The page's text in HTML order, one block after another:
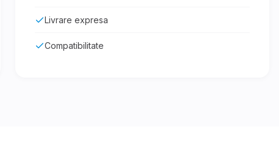
Livrare expresa
Compatibilitate